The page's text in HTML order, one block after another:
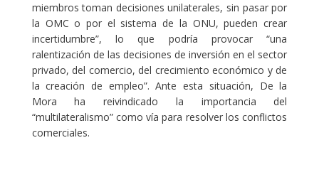
miembros toman decisiones unilaterales, sin pasar por
la OMC o por el sistema de la ONU, pueden crear
incertidumbre”, lo que podría provocar “una
ralentización de las decisiones de inversión en el sector
privado, del comercio, del crecimiento económico y de
la creación de empleo”. Ante esta situación, De la
Mora ha reivindicado la importancia del
“multilateralismo” como vía para resolver los conflictos
comerciales.